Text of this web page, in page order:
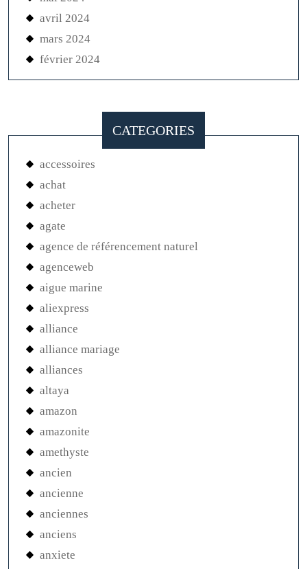
avril 2024
mars 2024
février 2024
CATEGORIES
accessoires
achat
acheter
agate
agence de référencement naturel
agenceweb
aigue marine
aliexpress
alliance
alliance mariage
alliances
altaya
amazon
amazonite
amethyste
ancien
ancienne
anciennes
anciens
anxiete